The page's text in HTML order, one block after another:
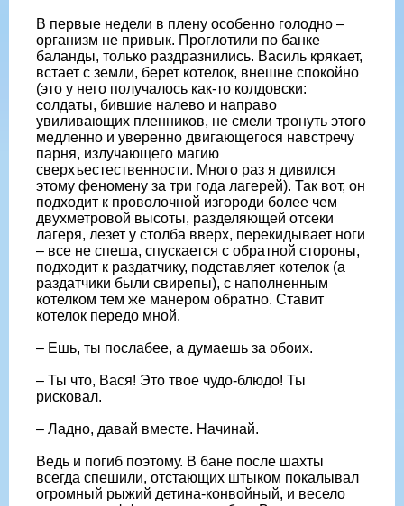
В первые недели в плену особенно голодно –
организм не привык. Проглотили по банке
баланды, только раздразнились. Василь крякает,
встает с земли, берет котелок, внешне спокойно
(это у него получалось как-то колдовски:
солдаты, бившие налево и направо
увиливающих пленников, не смели тронуть этого
медленно и уверенно двигающегося навстречу
парня, излучающего магию
сверхъестественности. Много раз я дивился
этому феномену за три года лагерей). Так вот, он
подходит к проволочной изгороди более чем
двухметровой высоты, разделяющей отсеки
лагеря, лезет у столба вверх, перекидывает ноги
– все не спеша, спускается с обратной стороны,
подходит к раздатчику, подставляет котелок (а
раздатчики были свирепы), с наполненным
котелком тем же манером обратно. Ставит
котелок передо мной.
– Ешь, ты послабее, а думаешь за обоих.
– Ты что, Вася! Это твое чудо-блюдо! Ты
рисковал.
– Ладно, давай вместе. Начинай.
Ведь и погиб поэтому. В бане после шахты
всегда спешили, отстающих штыком покалывал
огромный рыжий детина-конвойный, и весело